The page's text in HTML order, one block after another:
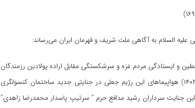
علیه السلام به آگاهی ملت شریف و قهرمان ایران می‌رساند:
و ایستادگی مردم غزه و سرشکستگی مقابل اراده پولادین رزمندگان
جبهه مقاومت اسلامی منطقه، ساعاتی قبل (عصر روز دوشنبه ۱۳ فروردین ماه ۱۴۰۳) هواپیماهای این رژیم جعلی در جنایتی جدید ساختمان کنسولگری
جنایت سرداران رشید مدافع حرم ” سرتیپ پاسدار محمدرضا زاهدی”